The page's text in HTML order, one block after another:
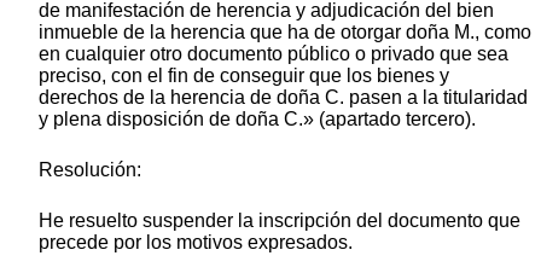
de manifestación de herencia y adjudicación del bien
inmueble de la herencia que ha de otorgar doña M., como
en cualquier otro documento público o privado que sea
preciso, con el fin de conseguir que los bienes y
derechos de la herencia de doña C. pasen a la titularidad
y plena disposición de doña C.» (apartado tercero).
Resolución:
He resuelto suspender la inscripción del documento que
precede por los motivos expresados.